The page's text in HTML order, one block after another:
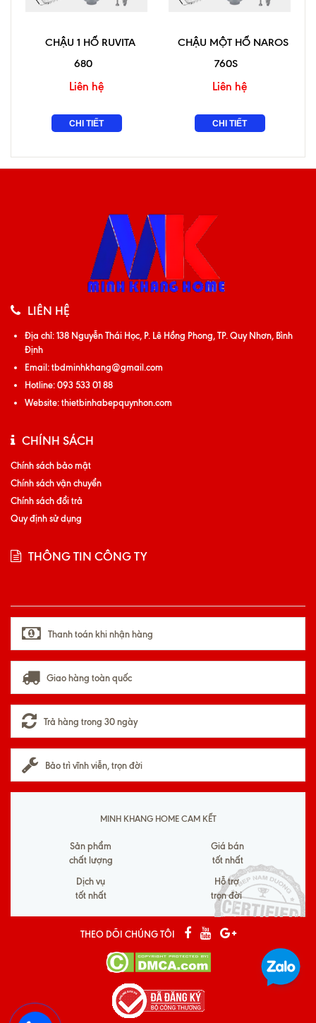
CHẬU 1 HỐ RUVITA
680
Liên hệ
CHI TIẾT
CHẬU MỘT HỐ NAROS
760S
Liên hệ
CHI TIẾT
LIÊN HỆ
Địa chỉ:138 Nguyễn Thái Học, P. Lê Hồng Phong, TP. Quy Nhơn, Bình
Định
Email:tbdminhkhang@gmail.com
Hotline:093 533 01 88
Website:thietbinhabepquynhon.com
CHÍNH SÁCH
Chính sách bảo mật
Chính sách vận chuyển
Chính sách đổi trả
Quy định sử dụng
THÔNG TIN CÔNG TY
Thanh toán khi nhận hàng
Giao hàng toàn quốc
Trả hàng trong 30 ngày
Bảo trì vĩnh viễn, trọn đời
MINH KHANG HOME CAM KẾT
Sản phẩm
chất lượng
Giá bán
tốt nhất
Dịch vụ
tốt nhất
Hỗ trợ
trọn đời
THEO DÕI CHÚNG TÔI